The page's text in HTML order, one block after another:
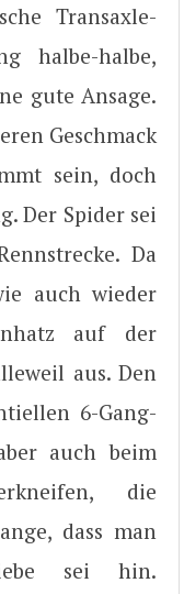
Transaxle-
halbe-halbe,
gute Ansage.
Geschmack
sein, doch
Der Spider sei
Da
auch wieder
auf der
aus. Den
6-Gang-
auch beim
die
dass man
sei hin.